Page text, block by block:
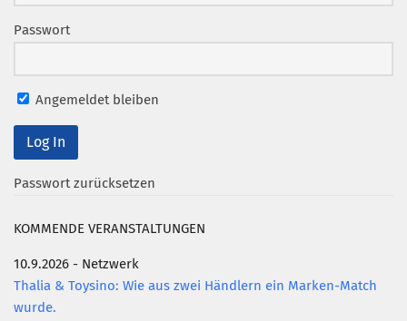
Passwort
Angemeldet bleiben
Passwort zurücksetzen
KOMMENDE VERANSTALTUNGEN
10.9.2026 - Netzwerk
Thalia & Toysino: Wie aus zwei Händlern ein Marken-Match
wurde.